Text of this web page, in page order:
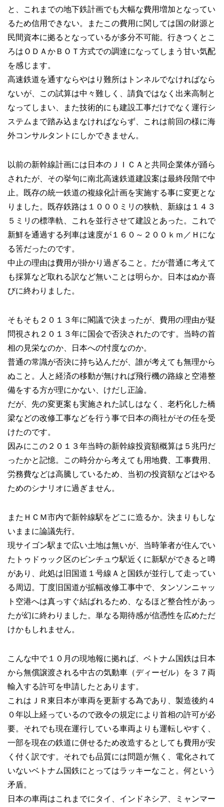
と、これまでの地下鉄計画でも大幅な費用増加となってい
るため信用できない。またこの費用に関しては国の財源と
民間資本に拠るとなっているが多分不可能。行きつくとこ
ろはＯＤＡかＢＯＴ方式での調達になってしまう甘い気配
を感じます。
高速鉄道を通すならやはり難所はトンネルでなければなら
ないが、この試算は中々難しく、請負ではなく出来高制と
なってしまい、また技術的にも建設工事だけでなく運行シ
ステムまで踏み込まなければならず、これは前回の様に海
外コンサルタントにしかできません。
以前の新幹線計画には日本のＪＩＣＡと共同企業体が踊ら
されたが、その挙句に南北高速鉄道建設案は最終段階で中
止。既存の統一鉄道の複線化計画を実施する事に変更とな
りました。既存鉄路は１０００ミリの狭軌、新線は１４３
５ミリの標準軌、これを並行させて建設とあった。これで
新鮮を通過する列車は速度が１６０～２００ｋｍ／Ｈにな
る筈だったのです。
中止の理由は費用が掛かり過ぎること。だが普通に考えて
も採算など取れる訳など無いことは明らか。日本はぬか喜
びに終わりました。
そもそも２０１３年に閣議で決まったが、費用の理由が疑
問視され２０１３年に国会で否決されたのです。当時の首
相の見栄なのか、日本への忖度なのか。
普通の常識が否決に持ち込んだが、誰が考えても無理から
ぬこと。人と経済の移動が無ければ飛行機の路線と空港整
備をする方が理にかない、けだし正論。
だが、先の変更案も実施された試しはなく、老朽化した橋
梁などの改修工事などを行う事で日本の商社がその任を受
けたのです。
因みにこの２０１３年当時の新幹線投資額概算は５兆円だ
ったかと記憶。この時分から考えても用地費、工事費用、
労務費などは高騰しているため、当初の投資額などはやる
ためのシナリオに過ぎません。
またＨＣＭ市内で新幹線駅をどこに造るか。決まりもしな
いままに論議先行。
現サイゴン駅まで広い土地は無いが、当時筆者が住んでい
たトゥドゥック区のビンチュウ駅近くに新駅ができると噂
があり、此処は旧国道１号線Ａと国鉄が並行して走ってい
る周辺。丁度旧国道が拡幅改修工事中で、タンソンニャッ
ト空港へは真っすぐ結ばれるため、なるほど整合性があっ
たが幻に終わりました。単なる期待感が信憑性を広めただ
けかもしれません。
こんな中で１０月の現地報に拠れば、ベトナム国鉄は日本
から無償譲渡される中古の気動車（ディーゼル）を３７両
輸入する許可を申請したとあります。
これはＪＲ東日本が車両を更新する為であり、製造後約４
０年以上経っているので政令の規定により首相の許可が必
要。それでも現在運行している車両よりも運転しやすく、
一部を現在の鉄道に併せるため改造するとしても費用が安
く付く訳です。それでも品質には問題が無く、電化されて
いないベトナム国鉄にとってはラッキーなこと。何という
矛盾。
日本の車両はこれまでにタイ、インドネシア、ミャンマー